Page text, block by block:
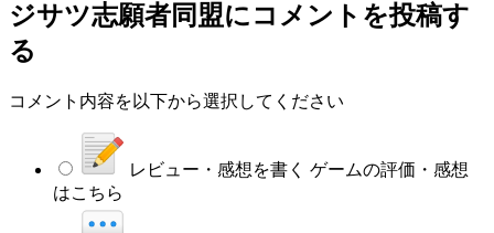
ジサツ志願者同盟にコメントを投稿す
る
コメント内容を以下から選択してください
レビュー・感想を書く ゲームの評価・感想
はこちら